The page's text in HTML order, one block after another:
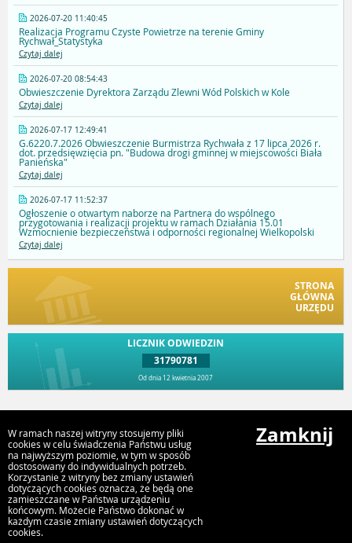
2026-07-20 11:40:45
Realizacja Programu Czyste Powietrze na terenie Gminy
Rychwał_Statystyka
Czytaj dalej
2026-07-20 08:54:43
Obwieszczenie Dyrektora Zarządu Zlewni Wód Polskich w Kole
Czytaj dalej
2026-07-17 12:49:41
G.6220.7.2026 Obwieszczenie Burmistrza Rychwała z 17 lipca 2026 r.
dot. przedsięwzięcia pn. "Budowa drogi gminnej w miejscowości Biała
Panieńska"
Czytaj dalej
2026-07-17 11:52:37
Ogłoszenie o otwartym naborze na Partnera do wspólnego
przygotowania i realizacji projektu w ramach Działania 15.01
Wzmocnienie bezpieczeństwa i odporności regionalnej Wielkopolski
Czytaj dalej
STRONA
GŁÓWNA
URZĘDU
LICZNIK ODWIEDZIN
31790781
Od dnia 12 kwietnia 2007
Urząd Gminy i Miasta Rychwał
Plac Wolności 16, 62-570 Rychwał
W ramach naszej witryny stosujemy pliki
cookies w celu świadczenia Państwu usług
na najwyższym poziomie, w tym w sposób
dostosowany do indywidualnych potrzeb.
Korzystanie z witryny bez zmiany ustawień
dotyczących cookies oznacza, że będą one
zamieszczane w Państwa urządzeniu
końcowym. Możecie Państwo dokonać w
każdym czasie zmiany ustawień dotyczących
cookies.
Zamknij